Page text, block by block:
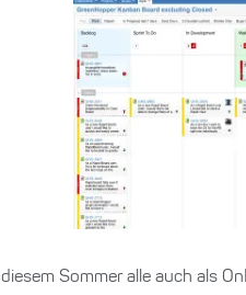
Sommer alle auch als